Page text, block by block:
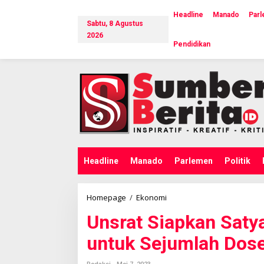
i
Sabtu, 8 Agustus
2026
Headline Manado
Pendidikan
Headline Manado Parlemen Politik
Homepage / Ekonomi
s
r
a
t
Unsrat Siapkan
untuk Sejumlah